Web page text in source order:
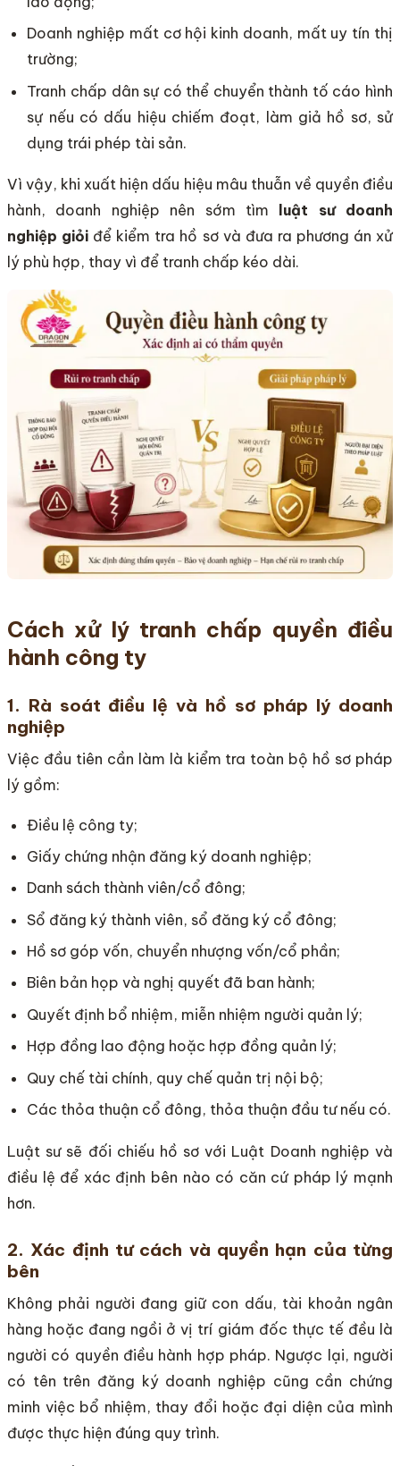
Doanh nghiệp mất cơ hội kinh doanh, mất uy tín thị
trường;
Tranh chấp dân sự có thể chuyển thành tố cáo hình
sự nếu có dấu hiệu chiếm đoạt, làm giả hồ sơ, sử
dụng trái phép tài sản.
Vì vậy, khi xuất hiện dấu hiệu mâu thuẫn về quyền điều
hành, doanh nghiệp nên sớm tìm
luật sư doanh
nghiệp giỏi để kiểm tra hồ sơ và đưa ra phương án xử
lý phù hợp, thay vì để tranh chấp kéo dài.
Cách xử lý tranh chấp quyền điều
hành công ty
1. Rà soát điều lệ và hồ sơ pháp lý doanh
nghiệp
Việc đầu tiên cần làm là kiểm tra toàn bộ hồ sơ pháp
lý gồm:
Điều lệ công ty;
Giấy chứng nhận đăng ký doanh nghiệp;
Danh sách thành viên/cổ đông;
Sổ đăng ký thành viên, sổ đăng ký cổ đông;
Hồ sơ góp vốn, chuyển nhượng vốn/cổ phần;
Biên bản họp và nghị quyết đã ban hành;
Quyết định bổ nhiệm, miễn nhiệm người quản lý;
Hợp đồng lao động hoặc hợp đồng quản lý;
Quy chế tài chính, quy chế quản trị nội bộ;
Các thỏa thuận cổ đông, thỏa thuận đầu tư nếu có.
Luật sư sẽ đối chiếu hồ sơ với Luật Doanh nghiệp và
điều lệ để xác định bên nào có căn cứ pháp lý mạnh
hơn.
2. Xác định tư cách và quyền hạn của từng
bên
Không phải người đang giữ con dấu, tài khoản ngân
hàng hoặc đang ngồi ở vị trí giám đốc thực tế đều là
người có quyền điều hành hợp pháp. Ngược lại, người
có tên trên đăng ký doanh nghiệp cũng cần chứng
minh việc bổ nhiệm, thay đổi hoặc đại diện của mình
được thực hiện đúng quy trình.